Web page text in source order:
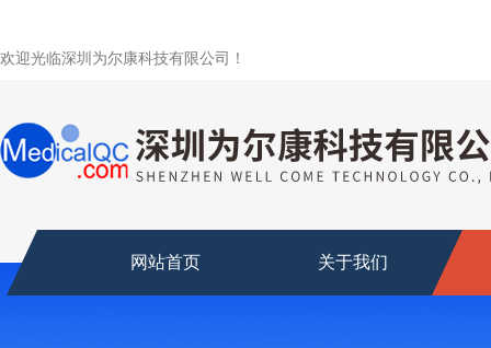
欢迎光临深圳为尔康科技有限公司！
网站首页 关于我们